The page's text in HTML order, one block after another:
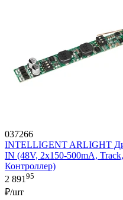
037266
INTELLIGENT ARLIGHT
IN (48V, 2x150-500mA,
Контроллер)
2 89195
₽/шт